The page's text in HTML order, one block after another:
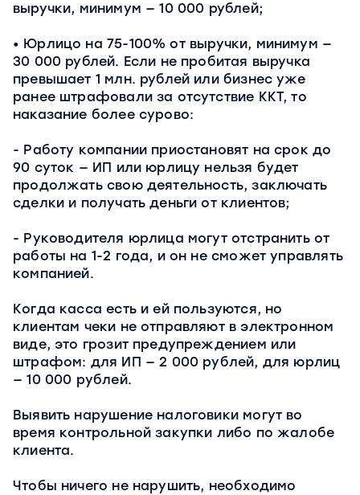
выручки, минимум — 10 000 рублей;
Юрлицо на 75-100% от выручки, минимум —
30 000 рублей. Если не пробитая выручка
превышает 1 млн. рублей или бизнес уже
ранее штрафовали за отсутствие ККТ, то
наказание более сурово:
- Работу компании приостановят на срок до
90 суток — ИП или юрлицу нельзя будет
продолжать свою деятельность, заключать
сделки и получать деньги от клиентов;
- Руководителя юрлица могут отстранить от
работы на 1-2 года, и он не сможет управлять
компанией.
Когда касса есть и ей пользуются, но
клиентам чеки не отправляют в электронном
виде, это грозит предупреждением или
штрафом: для ИП — 2 000 рублей, для юрлиц
— 10 000 рублей.
Выявить нарушение налоговики могут во
время контрольной закупки либо по жалобе
клиента.
Чтобы ничего не нарушить, необходимо